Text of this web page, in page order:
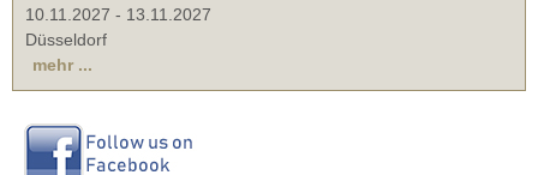
10.11.2027 - 13.11.2027
Düsseldorf
mehr ...